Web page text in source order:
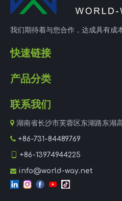
我们期待着与您合作，达成具有成
快速链接
产品分类
联系我们
 湖南省长沙市芙蓉区东湖路东湖
 +86-731-84489769
+86-13974944225
 info@world-way.net